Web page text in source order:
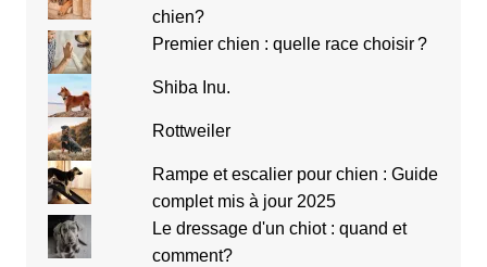
chien?
Premier chien : quelle race choisir ?
Shiba Inu.
Rottweiler
Rampe et escalier pour chien : Guide
complet mis à jour 2025
Le dressage d'un chiot : quand et
comment?